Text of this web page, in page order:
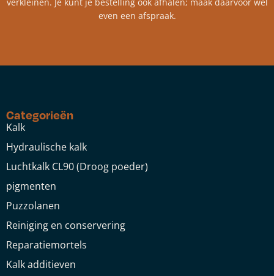
even een afspraak.
Categorieën
Kalk
Hydraulische kalk
Luchtkalk CL90 (Droog poeder)
pigmenten
Puzzolanen
Reiniging en conservering
Reparatiemortels
Kalk additieven